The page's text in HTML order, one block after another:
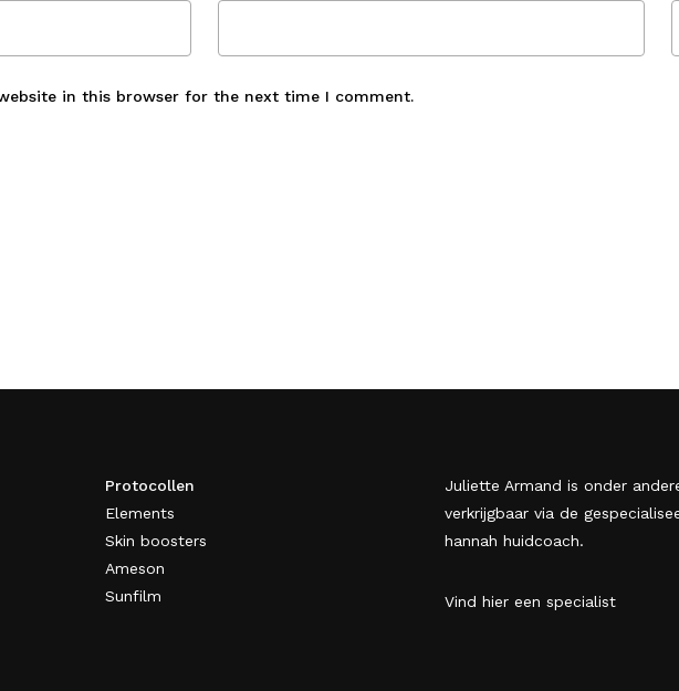
in this browser for the next time I comment.
Protocollen
Elements
Skin boosters
Ameson
Sunfilm
Juliette Armand is onder
verkrijgbaar via de
hannah huidcoach.
Vind hier een specialist